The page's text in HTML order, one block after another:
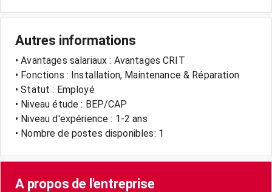
Autres informations
• Avantages salariaux : Avantages CRIT
• Fonctions : Installation, Maintenance & Réparation
• Statut : Employé
• Niveau étude : BEP/CAP
• Niveau d'expérience : 1-2 ans
• Nombre de postes disponibles: 1
A propos de l'entreprise